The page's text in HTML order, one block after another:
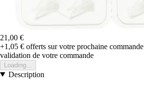
21,00 €
+1,05 € offerts sur votre prochaine commande
validation de votre commande
Loading...
Description